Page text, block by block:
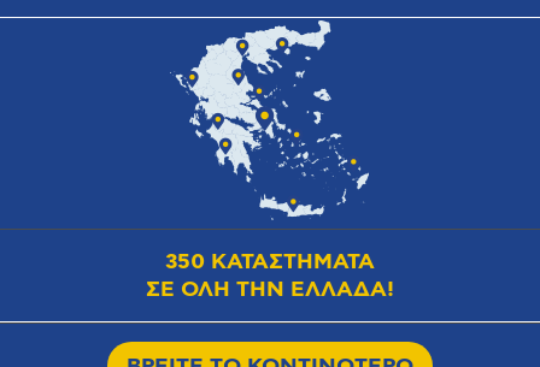
350 ΚΑΤΑΣΤΗΜΑΤΑ
ΣΕ ΟΛΗ ΤΗΝ ΕΛΛΑΔΑ!